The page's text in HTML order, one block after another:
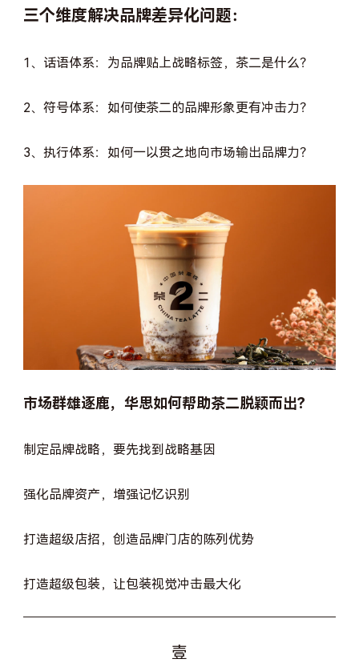
三个维度解决品牌差异化问题：
1、话语体系：为品牌贴上战略标签，茶二是什么？
2、符号体系：如何使茶二的品牌形象更有冲击力？
3、执行体系：如何一以贯之地向市场输出品牌力？
市场群雄逐鹿，华思如何帮助茶二脱颖而出？
制定品牌战略，要先找到战略基因
强化品牌资产，增强记忆识别
打造超级店招，创造品牌门店的陈列优势
打造超级包装，让包装视觉冲击最大化
壹